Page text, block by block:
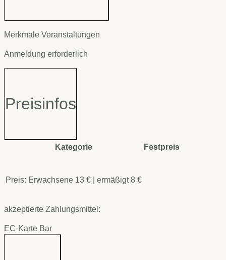
Merkmale Veranstaltungen
Anmeldung erforderlich
Preisinfos
Kategorie Festpreis
Preis: Erwachsene 13 € | ermäßigt 8 €
akzeptierte Zahlungsmittel:
EC-Karte Bar